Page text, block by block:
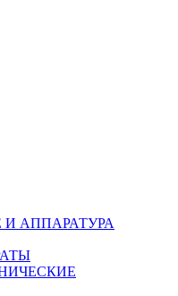
АППАРАТУРА